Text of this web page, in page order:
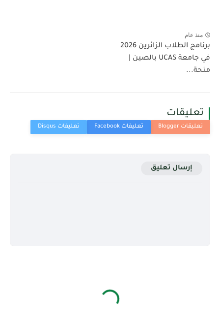
منذ عام
برنامج الطلاب الزائرين 2026
في جامعة UCAS بالصين |
منحة...
تعليقات
إرسال تعليق